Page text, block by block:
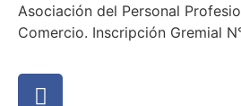
Asociación del Personal
Comercio. Inscripción Gremial